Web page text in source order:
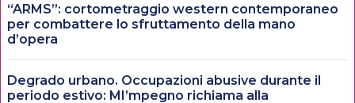
“ARMS”: cortometraggio western contemporaneo
per combattere lo sfruttamento della mano
d’opera
Degrado urbano. Occupazioni abusive durante il
periodo estivo: MI’mpegno richiama alla